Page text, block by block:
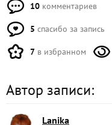
10 комментариев
5 спасибо за запись
7 в избранном
Автор записи:
Lanika